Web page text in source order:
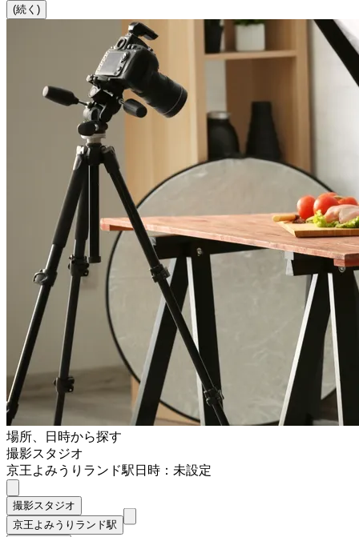
(続く)
場所、日時から探す
撮影スタジオ
京王よみうりランド駅日時：未設定
撮影スタジオ
京王よみうりランド駅